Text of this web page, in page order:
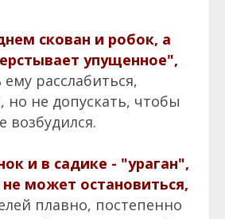
скован и робок, а
упущенное",
расслабиться,
но не допускать, чтобы
и в садике - "ураган",
может остановиться,
плавно, постепенно